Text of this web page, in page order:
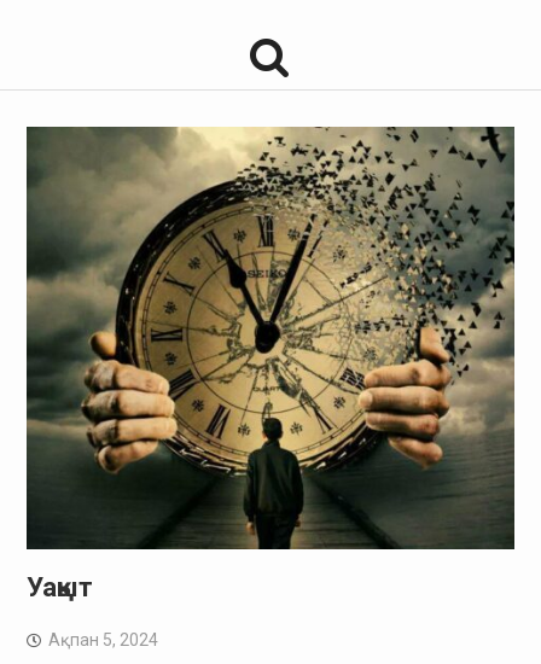
Уақыт
Ақпан 5, 2024